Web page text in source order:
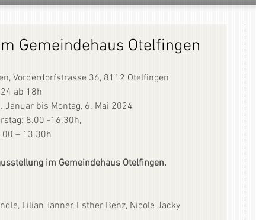
Gemeindehaus Otelfingen
Vorderdorfstrasse 36, 8112 Otelfingen
ab 18h
Januar bis Montag, 6. Mai 2024
8.00 -16.30h,
– 13.30h
im Gemeindehaus Otelfingen.
Lilian Tanner, Esther Benz, Nicole Jacky